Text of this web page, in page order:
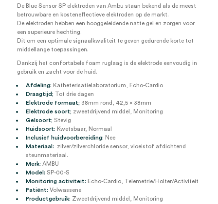
De Blue Sensor SP elektroden van Ambu staan bekend als de meest
betrouwbare en kosteneffectieve elektroden op de markt.
De elektroden hebben een hooggeleidende natte gel en zorgen voor
een superieure hechting.
Dit om een optimale signaalkwaliteit te geven gedurende korte tot
middellange toepassingen.
Dankzij het confortabele foam ruglaag is de elektrode eenvoudig in
gebruik en zacht voor de huid.
Afdeling: Katheterisatielaboratorium, Echo-Cardio
Draagtijd; Tot drie dagen
Elektrode formaat; 38mm rond, 42,5 x 38mm
Elektrode soort; zweetdrijvend middel, Monitoring
Gelsoort; Stevig
Huidsoort: Kwetsbaar, Normaal
Inclusief huidvoorbereiding: Nee
Materiaal: zilver/zilverchloride sensor, vloeistof afdichtend
steunmateriaal.
Merk: AMBU
Model: SP-00-S
Monitoring activiteit: Echo-Cardio, Telemetrie/Holter/Activiteit
Patiënt: Volwassene
Productgebruik: Zweetdrijvend middel, Monitoring